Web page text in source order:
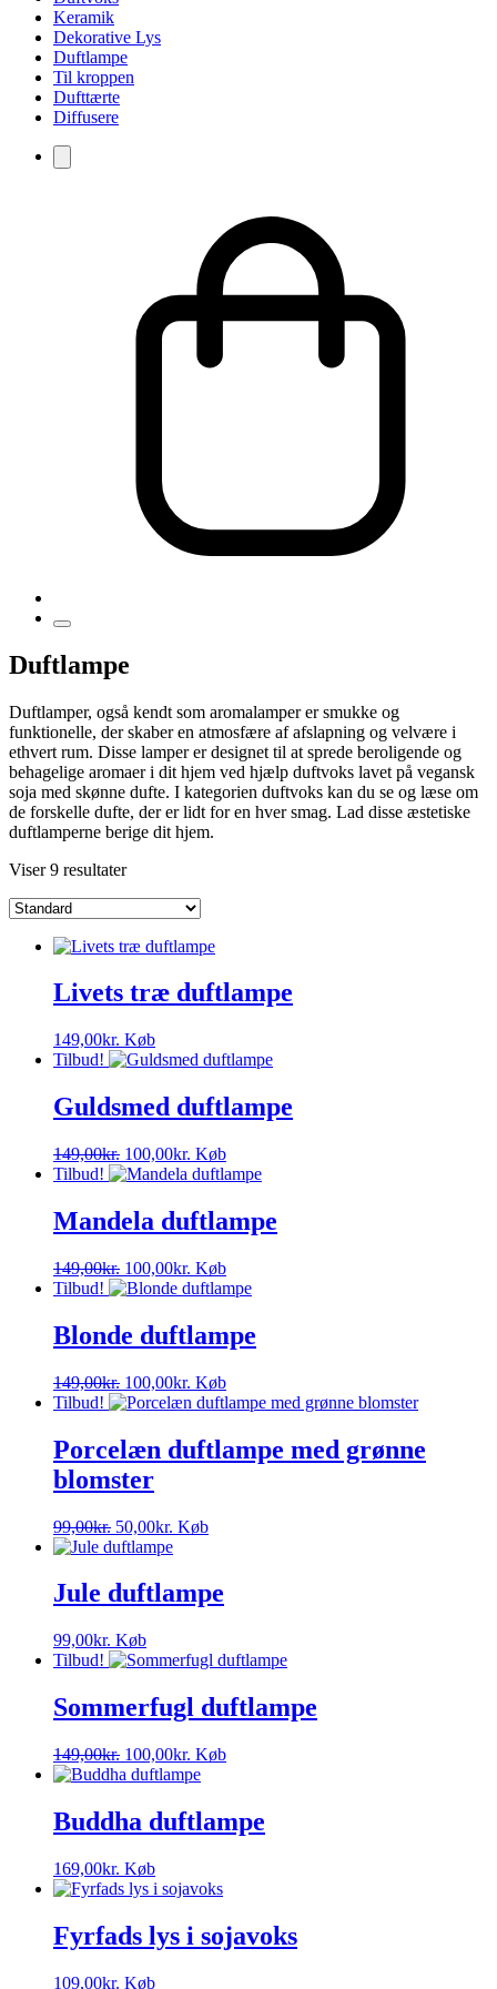
Keramik
Dekorative Lys
Duftlampe
Til kroppen
Dufttærte
Diffusere
Duftlampe
Duftlamper, også kendt som aromalamper er smukke og
funktionelle, der skaber en atmosfære af afslapning og velvære i
ethvert rum. Disse lamper er designet til at sprede beroligende og
behagelige aromaer i dit hjem ved hjælp duftvoks lavet på vegansk
soja med skønne dufte. I kategorien duftvoks kan du se og læse om
de forskelle dufte, der er lidt for en hver smag. Lad disse æstetiske
duftlamperne berige dit hjem.
Viser 9 resultater
Livets træ duftlampe
149,00kr. Køb
Tilbud!
Guldsmed duftlampe
149,00kr. Den
oprindelige
var:
149,00kr..
100,00kr. Den
aktuelle
er:
100,00kr..
Køb
Tilbud!
Mandela duftlampe
149,00kr. Den
oprindelige
var:
149,00kr..
100,00kr. Den
aktuelle
er:
100,00kr..
Køb
Tilbud!
Blonde duftlampe
149,00kr. Den
oprindelige
var:
149,00kr..
100,00kr. Den
aktuelle
er:
100,00kr..
Køb
Tilbud!
Porcelæn duftlampe med grønne
blomster
99,00kr. Den
oprindelige
var:
99,00kr..
50,00kr. Den
aktuelle
er:
50,00kr..
Køb
Jule duftlampe
99,00kr. Køb
Tilbud!
Sommerfugl duftlampe
149,00kr. Den
oprindelige
149,00kr..
100,00kr. Den
aktuelle
er:
100,00kr..
Køb
Buddha duftlampe
169,00kr. Køb
Fyrfads lys i sojavoks
109,00kr. Køb